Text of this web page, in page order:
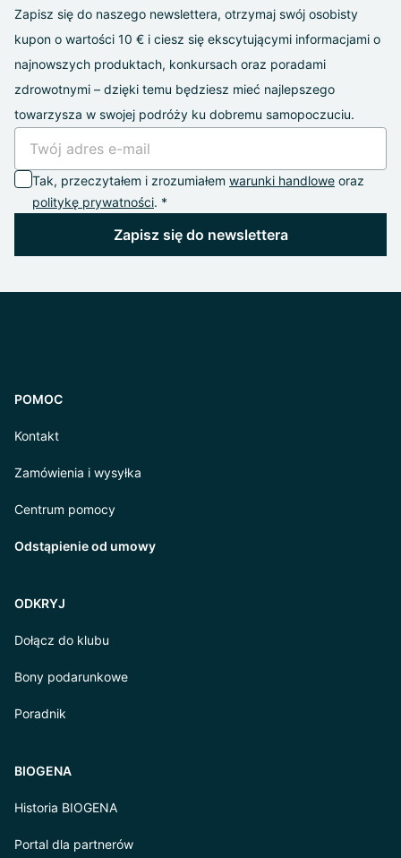
Zapisz się do naszego newslettera, otrzymaj swój osobisty
kupon o wartości 10 € i ciesz się ekscytującymi informacjami o
najnowszych produktach, konkursach oraz poradami
zdrowotnymi – dzięki temu będziesz mieć najlepszego
towarzysza w swojej podróży ku dobremu samopoczuciu.
Tak, przeczytałem i zrozumiałem warunki handlowe oraz
politykę prywatności. *
Zapisz się do newslettera
POMOC
Kontakt
Zamówienia i wysyłka
Centrum pomocy
Odstąpienie od umowy
ODKRYJ
Dołącz do klubu
Bony podarunkowe
Poradnik
BIOGENA
Historia BIOGENA
Portal dla partnerów